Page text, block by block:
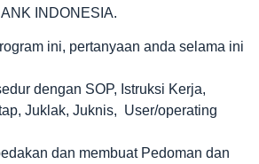
INDONESIA.
ini, pertanyaan anda selama ini
dengan SOP, Istruksi Kerja,
Juklak, Juknis, User/operating
dan membuat Pedoman dan